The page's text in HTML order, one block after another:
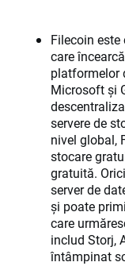
Filecoin
care
platformelor
Microsoft și
servere de
nivel global,
stocare
gratuită.
server de
și poate primi
care
includ Storj,
întâmpinat